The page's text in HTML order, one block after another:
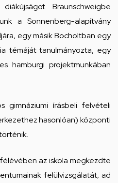
Braunschweigbe
a Sonnenberg-alapítvány
egy másik Bocholtban egy
témáját tanulmányozta, egy
hamburgi projektmunkában
írásbeli felvételi
hasonlóan) központi
az iskola megkezdte
felülvizsgálatát, ad